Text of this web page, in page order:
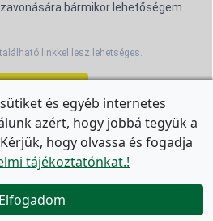
bármikor lehetőségem
linkkel lesz lehetséges.
clickHERE.

és egyéb internetes
azért, hogy jobbá tegyük a
hogy olvassa és fogadja
tájékoztatónkat.!
Elfogadom